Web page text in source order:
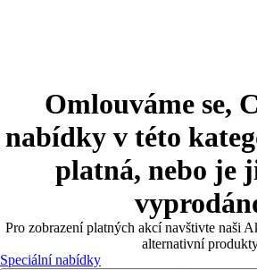
Omlouváme se,
nabídky v této
platná, nebo je
Pro zobrazení platných akcí navštivte naši
alternativní
Speciální nabídky